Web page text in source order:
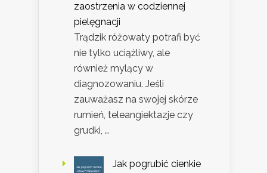
zaostrzenia w codziennej
pielęgnacji
Trądzik różowaty potrafi być
nie tylko uciążliwy, ale
również mylący w
diagnozowaniu. Jeśli
zauważasz na swojej skórze
rumień, teleangiektazje czy
grudki, …
Jak pogrubić cienkie